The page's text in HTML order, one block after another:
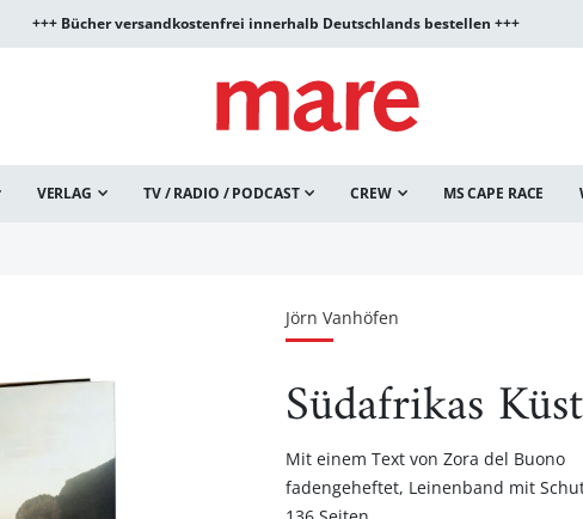
+++ Bücher versandkostenfrei innerhalb Deutschlands bestellen +++
VERLAG TV / RADIO / PODCAST CREW MS CAPE RACE
Jörn Vanhöfen
Südafrikas
Mit einem Text von Zora del Buono
fadengeheftet, Leinenband mit